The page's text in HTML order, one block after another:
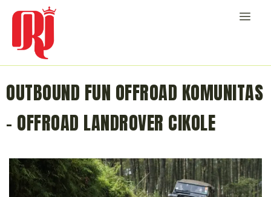
OUTBOUND FUN OFFROAD KOMUNITAS
– OFFROAD LANDROVER CIKOLE